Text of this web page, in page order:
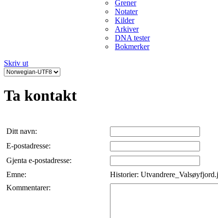
Grener
Notater
Kilder
Arkiver
DNA tester
Bokmerker
Skriv ut
Ta kontakt
Ditt navn:
E-postadresse:
Gjenta e-postadresse:
Emne:
Historier:
Kommentarer: